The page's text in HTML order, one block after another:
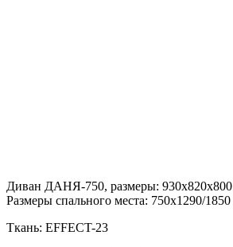
Диван ДАНЯ-750, размеры: 930х820х800
Размеры спального места: 750х1290/1850
Ткань: EFFECT-23